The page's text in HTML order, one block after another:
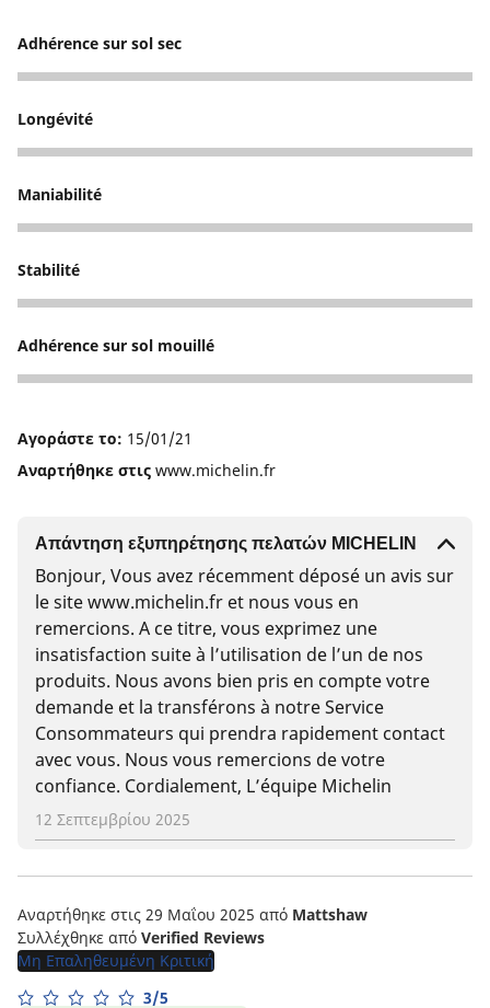
Adhérence sur sol sec
4
Longévité
5
Maniabilité
4
Stabilité
3
Adhérence sur sol mouillé
1
Αγοράστε το: 15/01/21
Αναρτήθηκε στις www.michelin.fr
Απάντηση εξυπηρέτησης πελατών MICHELIN
Bonjour, Vous avez récemment déposé un avis sur
le site www.michelin.fr et nous vous en
remercions. A ce titre, vous exprimez une
insatisfaction suite à l’utilisation de l’un de nos
produits. Nous avons bien pris en compte votre
demande et la transférons à notre Service
Consommateurs qui prendra rapidement contact
avec vous. Nous vous remercions de votre
confiance. Cordialement, L’équipe Michelin
12 Σεπτεμβρίου 2025
Αναρτήθηκε στις 29 Μαΐου 2025 από Mattshaw
Συλλέχθηκε από Verified Reviews
Μη Επαληθευμένη Κριτική
3/5